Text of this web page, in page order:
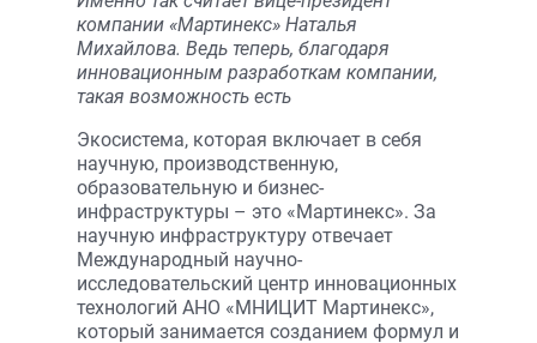
компании «Mартинекс» Наталья
Михайлова. Ведь теперь, благодаря
инновационным разработкам компании,
такая возможность есть
Экосистема, которая включает в себя
научную, производственную,
образовательную и бизнес-
инфраструктуры – это «Мартинекс». За
научную инфраструктуру отвечает
Международный научно-
исследовательский центр инновационных
технологий АНО «МНИЦИТ Мартинекс»,
который занимается созданием формул и